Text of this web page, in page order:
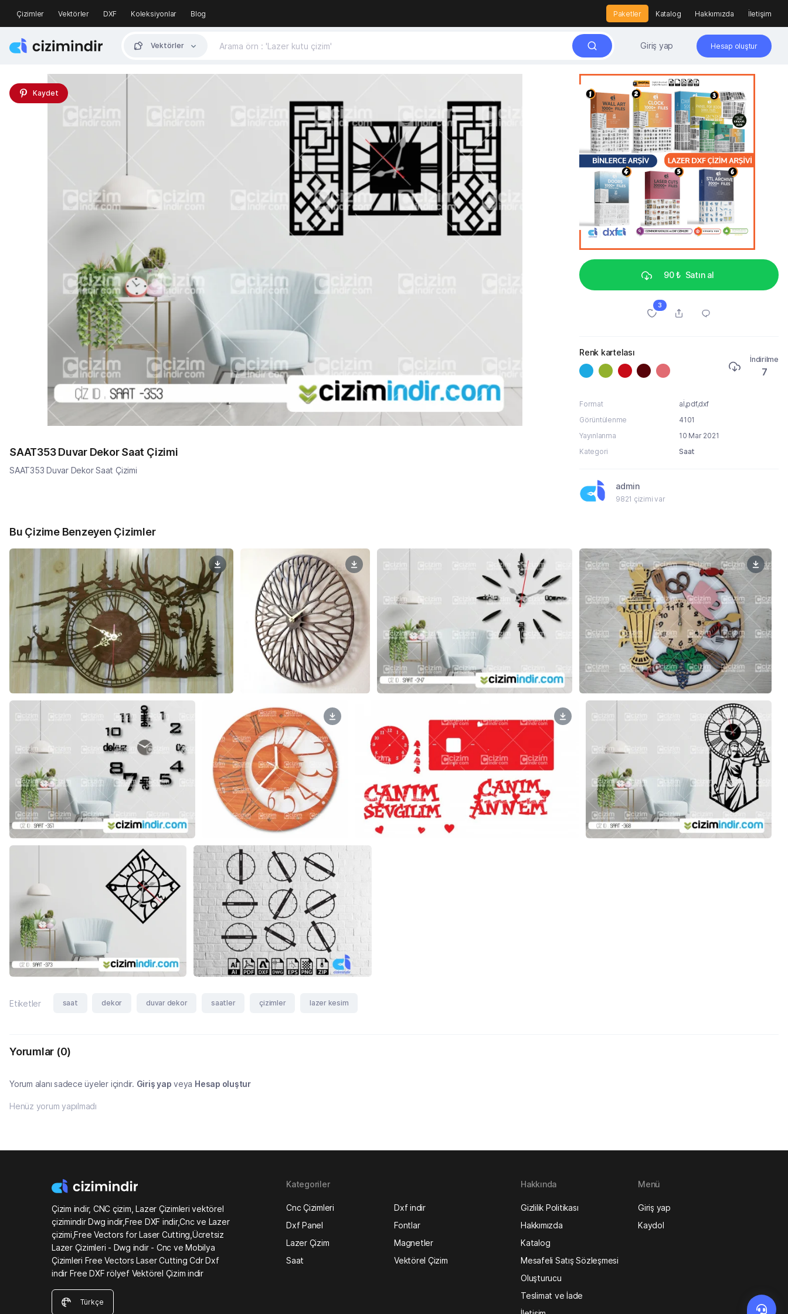
Çizimler Vektörler DXF Koleksiyonlar Blog Paketler Katalog Hakkımızda İletişim
Vektörler Giriş yap Hesap oluştur
Kaydet
SAAT353 Duvar Dekor Saat Çizimi
SAAT353 Duvar Dekor Saat Çizimi
90 ₺ Satın al
3
Renk kartelası
İndirilme
7
Format
aİ,pdf,dxf
Görüntülenme
4101
Yayınlanma
10 Mar 2021
Kategori
Saat
admin
9821 çizimi var
Bu Çizime Benzeyen Çizimler
Etiketler saat dekor duvar dekor saatler çizimler lazer kesim
Yorumlar (0)
Yorum alanı sadece üyeler içindir. Giriş yap veya Hesap oluştur
Henüz yorum yapılmadı
Çizim indir, CNC çizim, Lazer Çizimleri vektörel
çizimindir Dwg indir,Free DXF indir,Cnc ve Lazer
çizimi,Free Vectors for Laser Cutting,Ücretsiz
Lazer Çizimleri - Dwg indir - Cnc ve Mobilya
Çizimleri Free Vectors Laser Cutting Cdr Dxf
indir Free DXF rölyef Vektörel Çizim indir
Türkçe
Kategoriler
Cnc Çizimleri
Dxf indir
Dxf Panel
Fontlar
Lazer Çizim
Magnetler
Saat
Vektörel Çizim
Hakkında
Gizlilik Politikası
Hakkımızda
Katalog
Mesafeli Satış Sözleşmesi
Oluşturucu
Teslimat ve İade
Menü
Giriş yap
Kaydol